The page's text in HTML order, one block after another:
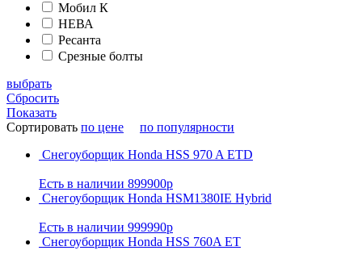
Мобил К
НЕВА
Ресанта
Срезные болты
выбрать
Сбросить
Показать
Сортировать по цене
по популярности
Снегоуборщик Honda HSS 970 A ETD
Есть в наличии 899900р
Снегоуборщик Honda HSM1380IE Hybrid
Есть в наличии 999990р
Снегоуборщик Honda HSS 760A ET